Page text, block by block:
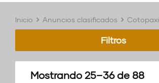
Inicio Anuncios clasificados Cotopaxi
Filtros
Mostrando 25–36 de 88